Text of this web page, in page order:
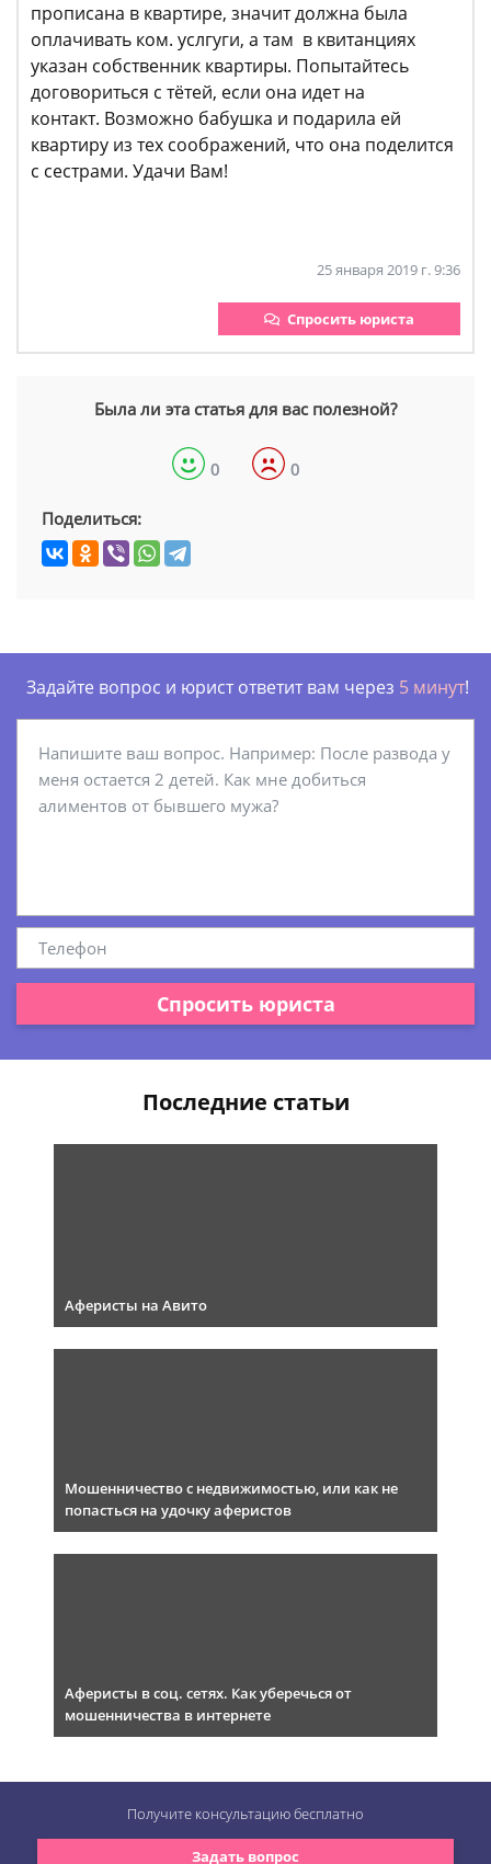
прописана в квартире, значит должна была
оплачивать ком. услгуги, а там в квитанциях
указан собственник квартиры. Попытайтесь
договориться с тётей, если она идет на
контакт. Возможно бабушка и подарила ей
квартиру из тех соображений, что она поделится
с сестрами. Удачи Вам!
25 января 2019 г. 9:36
Спросить юриста
Была ли эта статья для вас полезной?
0 0
Поделиться:
Задайте вопрос и юрист ответит вам через 5 минут!
Спросить юриста
Последние статьи
Аферисты на Авито
Мошенничество с недвижимостью, или как не
попасться на удочку аферистов
Аферисты в соц. сетях. Как уберечься от
мошенничества в интернете
Задать вопрос
Получите консультациюбесплатно